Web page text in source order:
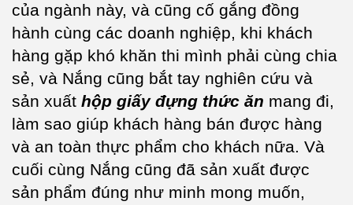
của ngành này, và cũng cố gắng đồng
hành cùng các doanh nghiệp, khi khách
hàng gặp khó khăn thi mình phải cùng chia
sẻ, và Nắng cũng bắt tay nghiên cứu và
sản xuất hộp giấy đựng thức ăn mang đi,
làm sao giúp khách hàng bán được hàng
và an toàn thực phẩm cho khách nữa. Và
cuối cùng Nắng cũng đã sản xuất được
sản phẩm đúng như minh mong muốn,